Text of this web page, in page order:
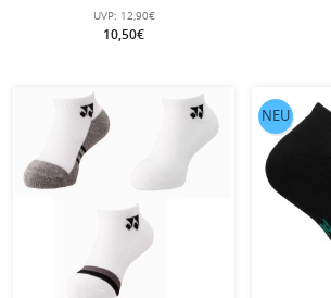
UVP: 12,90€
10,50€
NEU